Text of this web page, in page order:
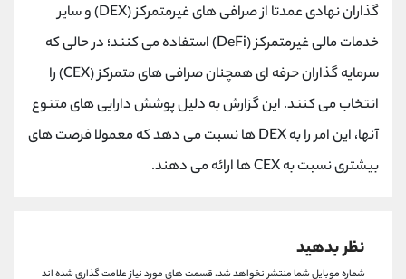
گذاران نهادی عمدتا از صرافی های غیرمتمرکز (DEX) و سایر
خدمات مالی غیرمتمرکز (DeFi) استفاده می کنند؛ در حالی که
سرمایه گذاران حرفه ای همچنان صرافی های متمرکز (CEX) را
انتخاب می کنند. این گزارش به دلیل پوشش دارایی های متنوع
آنها، این امر را به DEX ها نسبت می دهد که معمولا فرصت های
بیشتری نسبت به CEX ها ارائه می دهند.
نظر بدهید
شماره موبایل شما منتشر نخواهد شد.قسمت های مورد نیاز علامت گذاری شده اند